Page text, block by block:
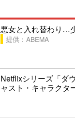
悪女と入れ替わり…
提供：ABEMA
Netflixシリーズ「ダ
ャスト・キャラクタ